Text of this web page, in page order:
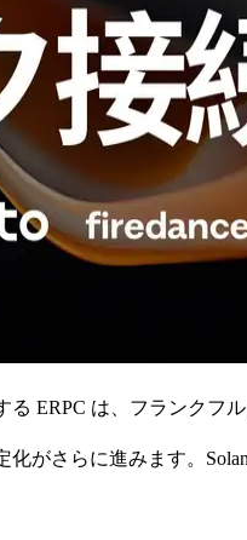
ERPC は、フランクフ
がさらに進みます。